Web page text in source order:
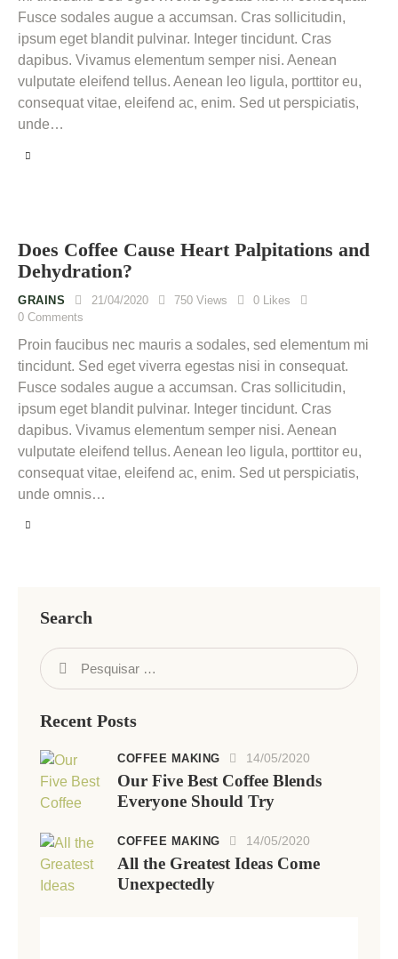
Fusce sodales augue a accumsan. Cras sollicitudin,
ipsum eget blandit pulvinar. Integer tincidunt. Cras
dapibus. Vivamus elementum semper nisi. Aenean
vulputate eleifend tellus. Aenean leo ligula, porttitor eu,
consequat vitae, eleifend ac, enim. Sed ut perspiciatis,
unde…
Does Сoffee Сause Heart Palpitations and
Dehydration?
GRAINS 21/04/2020 750 Views 0
Likes
0 Comments
Proin faucibus nec mauris a sodales, sed elementum mi
tincidunt. Sed eget viverra egestas nisi in consequat.
Fusce sodales augue a accumsan. Cras sollicitudin,
ipsum eget blandit pulvinar. Integer tincidunt. Cras
dapibus. Vivamus elementum semper nisi. Aenean
vulputate eleifend tellus. Aenean leo ligula, porttitor eu,
consequat vitae, eleifend ac, enim. Sed ut perspiciatis,
unde omnis…
Search
Recent Posts
COFFEE MAKING 14/05/2020
Our Five Best Coffee Blends
Everyone Should Try
COFFEE MAKING 14/05/2020
All the Greatest Ideas Come
Unexpectedly